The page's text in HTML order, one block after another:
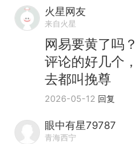
火星网友
来自火星
网易要黄了吗
评论的好几个
去都叫挽尊
2026-05-12 回复
眼中有星79787
青海西宁